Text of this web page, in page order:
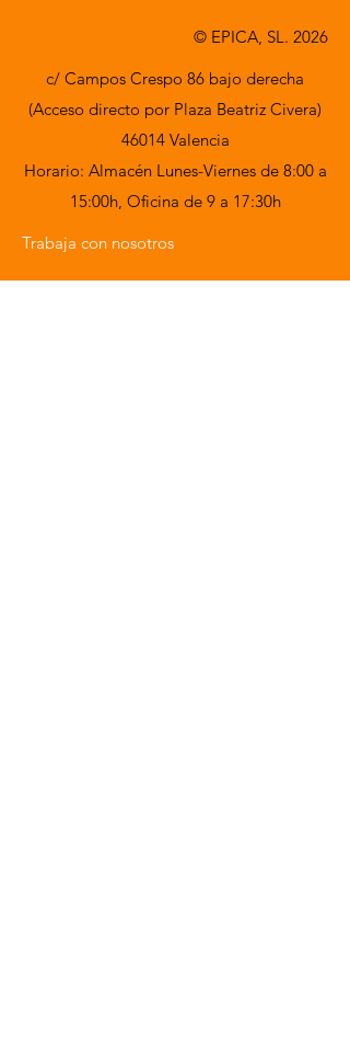
© EPICA, SL. 2026
c/ Campos Crespo 86 bajo derecha
(Acceso directo por Plaza Beatriz Civera)
46014 Valencia
Horario: Almacén Lunes-Viernes de 8:00 a
15:00h, Oficina de 9 a 17:30h
Trabaja con nosotros